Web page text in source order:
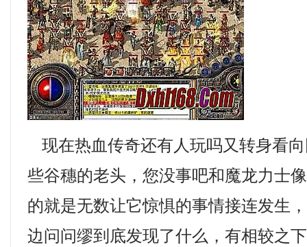
现在热血传奇还有人玩吗又转身看
些谷穗的老头，您没事吧和魔龙力士
的就是无数让它惊惧的事情接连发生
边问问缪到底发现了什么，有相较之